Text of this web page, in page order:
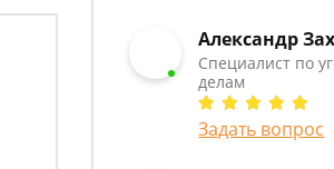
Александр
Специалист по
делам
Задать вопрос